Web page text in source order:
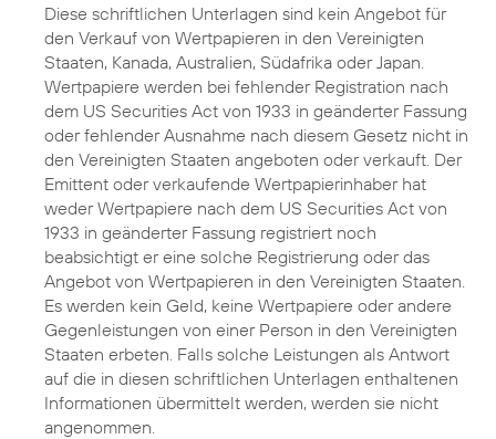
Diese schriftlichen Unterlagen sind kein Angebot für
den Verkauf von Wertpapieren in den Vereinigten
Staaten, Kanada, Australien, Südafrika oder Japan.
Wertpapiere werden bei fehlender Registration nach
dem US Securities Act von 1933 in geänderter Fassung
oder fehlender Ausnahme nach diesem Gesetz nicht in
den Vereinigten Staaten angeboten oder verkauft. Der
Emittent oder verkaufende Wertpapierinhaber hat
weder Wertpapiere nach dem US Securities Act von
1933 in geänderter Fassung registriert noch
beabsichtigt er eine solche Registrierung oder das
Angebot von Wertpapieren in den Vereinigten Staaten.
Es werden kein Geld, keine Wertpapiere oder andere
Gegenleistungen von einer Person in den Vereinigten
Staaten erbeten. Falls solche Leistungen als Antwort
auf die in diesen schriftlichen Unterlagen enthaltenen
Informationen übermittelt werden, werden sie nicht
angenommen.